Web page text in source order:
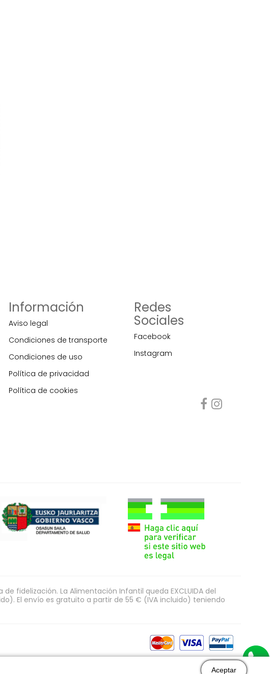
Aceptar
Información
Aviso legal
Condiciones de transporte
Condiciones de uso
Política de privacidad
Política de cookies
Redes
Sociales
Facebook
Instagram
de fidelización. La Alimentación Infantil queda EXCLUIDA del
El envío es gratuito a partir de 55 € (IVA incluido) teniendo